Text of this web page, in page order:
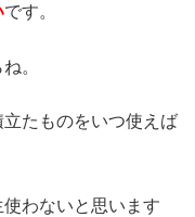
です。
。
たものをいつ使えば
わないと思います